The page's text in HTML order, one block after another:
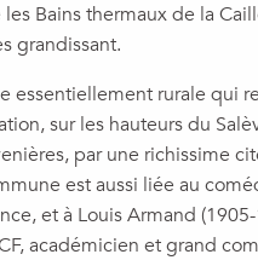
Bains thermaux de la
grandissant.
essentiellement rurale qui
sur les hauteurs du
par une richissime
est aussi liée au
et à Louis Armand
académicien et grand